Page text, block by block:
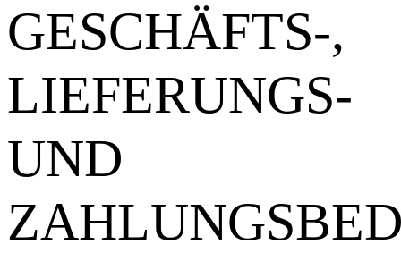
GESCHÄFTS-,
LIEFERUNGS-
UND